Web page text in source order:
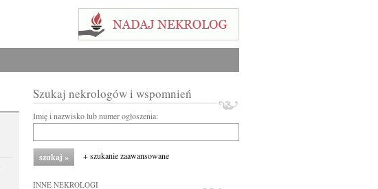
Szukaj nekrologów i wspomnień
Imię i nazwisko lub numer ogłoszenia:
+ szukanie zaawansowane
INNE NEKROLOGI